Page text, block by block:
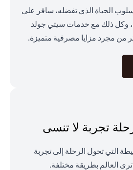
الحياة الذي تفضله، سافر على
وكل ذلك مع خدمات سيتي جولد
من مجرد مزايا مصرفية متميزة.
تجربة لا تنسى
التي تحول الرحلة إلى تجربة
العالم بطريقة مختلفة.